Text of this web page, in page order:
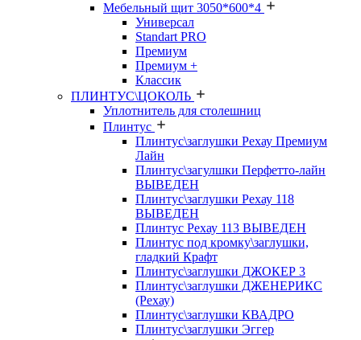
Мебельный щит 3050*600*4
Универсал
Standart PRO
Премиум
Премиум +
Классик
ПЛИНТУС\ЦОКОЛЬ
Уплотнитель для столешниц
Плинтус
Плинтус\заглушки Рехау Премиум
Лайн
Плинтус\загулшки Перфетто-лайн
ВЫВЕДЕН
Плинтус\заглушки Рехау 118
ВЫВЕДЕН
Плинтус Рехау 113 ВЫВЕДЕН
Плинтус под кромку\заглушки,
гладкий Крафт
Плинтус\заглушки ДЖОКЕР 3
Плинтус\заглушки ДЖЕНЕРИКС
(Рехау)
Плинтус\заглушки КВАДРО
Плинтус\заглушки Эггер